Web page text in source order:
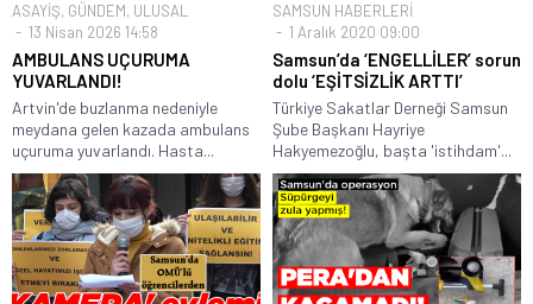
ASAYİŞ, GÜNDEM, ULUSAL
13 Nisan 2026 14:58
AMBULANS UÇURUMA
YUVARLANDI!
Artvin'de buzlanma nedeniyle
meydana gelen kazada ambulans
uçuruma yuvarlandı. Hasta...
SAMSUN HABERLERİ
1 Aralık 2020 09:00
Samsun’da ‘ENGELLİLER’ sorun
dolu ‘EŞİTSİZLİK ARTTI’
Türkiye Sakatlar Derneği Samsun
Şube Başkanı Hayriye
Hakyemezoğlu, başta 'istihdam'...